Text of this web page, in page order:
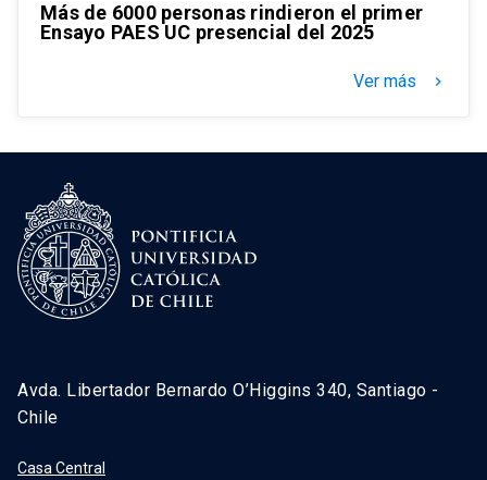
Más de 6000 personas rindieron el primer
Ensayo PAES UC presencial del 2025
Ver más keyboard_arrow_right
Avda. Libertador Bernardo O’Higgins 340, Santiago -
Chile
Casa Central